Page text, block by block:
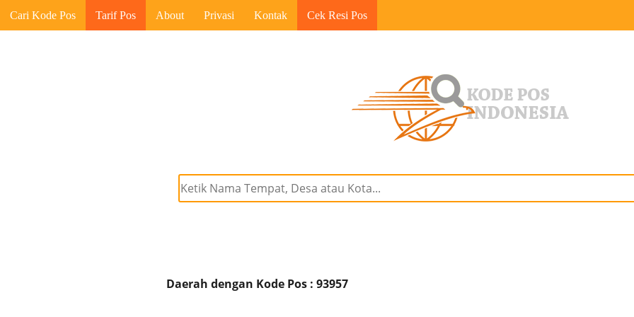
Cari Kode Pos Tarif Pos About Privasi Kontak Cek Resi Pos
Daerah dengan Kode Pos : 93957